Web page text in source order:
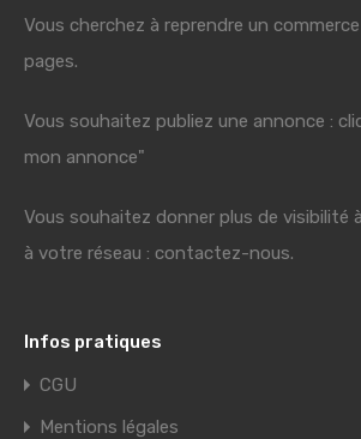
Vous cherchez à reprendre un
pages.
Vous souhaitez publiez une annonce :
mon annonce"
Vous souhaitez donner plus de visibilité
à votre réseau : contactez-nous.
Infos pratiques
CGU
Mentions légales